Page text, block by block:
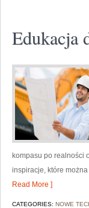
Edukacja
kompasu po realności
inspiracje, które
Read More ]
CATEGORIES: NOWE